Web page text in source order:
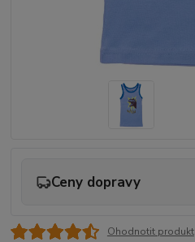
Ceny dopravy
Ohodnotit produkt